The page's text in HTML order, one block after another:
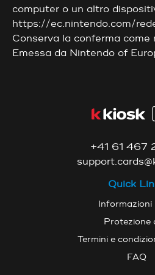
computer o un altro
https://ec.nintendo.com/
Conserva la conferma come
Emessa da Nintendo of
+41 61 467
Quick
Informazioni
Protezione
Termini e
FAQ